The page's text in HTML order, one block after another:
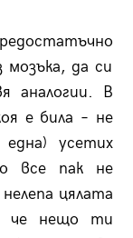
да си
аналогии. В
е била – не
усетих
все пак не
цялата
че нещо ти